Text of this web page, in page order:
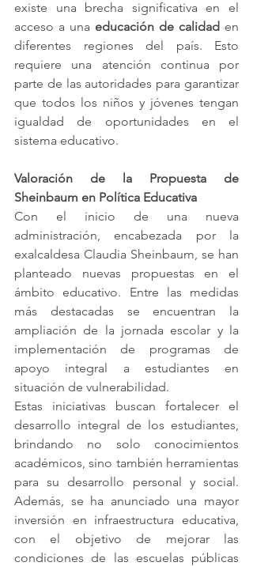
existe una brecha significativa en el
acceso a una educación de calidad en
diferentes regiones del país. Esto
requiere una atención continua por
parte de las autoridades para garantizar
que todos los niños y jóvenes tengan
igualdad de oportunidades en el
sistema educativo.
Valoración de la Propuesta de
Sheinbaum en Política Educativa
Con el inicio de una nueva
administración, encabezada por la
exalcaldesa Claudia Sheinbaum, se han
planteado nuevas propuestas en el
ámbito educativo. Entre las medidas
más destacadas se encuentran la
ampliación de la jornada escolar y la
implementación de programas de
apoyo integral a estudiantes en
situación de vulnerabilidad.
Estas iniciativas buscan fortalecer el
desarrollo integral de los estudiantes,
brindando no solo conocimientos
académicos, sino también herramientas
para su desarrollo personal y social.
Además, se ha anunciado una mayor
inversión en infraestructura educativa,
con el objetivo de mejorar las
condiciones de las escuelas públicas